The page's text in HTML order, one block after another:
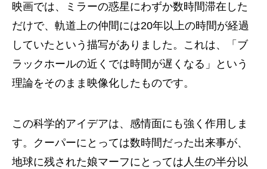
映画では、ミラーの惑星にわずか数時間滞在した
だけで、軌道上の仲間には20年以上の時間が経過
していたという描写がありました。これは、「ブ
ラックホールの近くでは時間が遅くなる」という
理論をそのまま映像化したものです。
この科学的アイデアは、感情面にも強く作用しま
す。クーパーにとっては数時間だった出来事が、
地球に残された娘マーフにとっては人生の半分以